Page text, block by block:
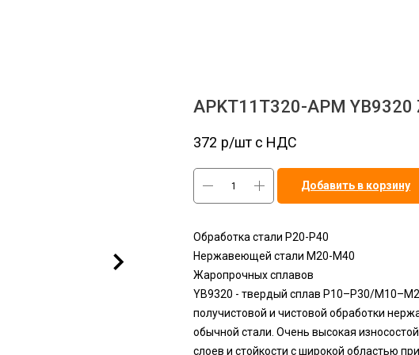
APKT11T320-APM YB9320
372 р/шт c НДС
Добавить в корзину
Обработка стали P20-Р40
Нержавеющей стали M20-М40
Жаропрочных сплавов
YB9320 - твердый сплав P10–P30/
получистовой и чистовой обработки
обычной стали. Очень высокая
слоев и стойкости с широкой областью